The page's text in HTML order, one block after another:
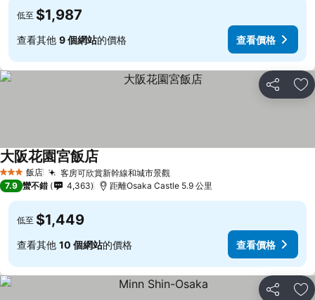
低至 $1,987
查看其他 9 個網站的價格 查看價格
分享 加
3 星級 飯店 客房可欣賞新幹線和城市景觀查看價格
大阪花園宮飯店
7.9 蠻不錯 4,363 距離Osaka Castle 5.9 公里
低至 $1,449
查看其他 10 個網站的價格 查看價格
分享 加